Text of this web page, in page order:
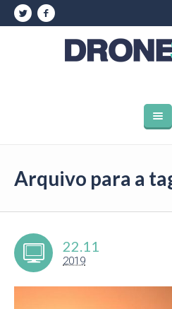
Arquivo para a
22.11
2019